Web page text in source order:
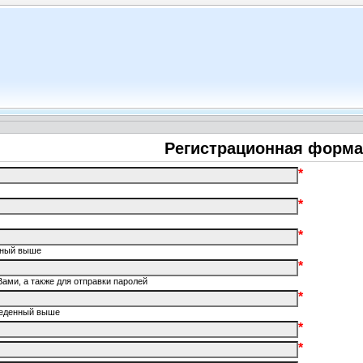
Регистрационная форма
*
*
*
выше
*
а также для отправки паролей
*
выше
*
*